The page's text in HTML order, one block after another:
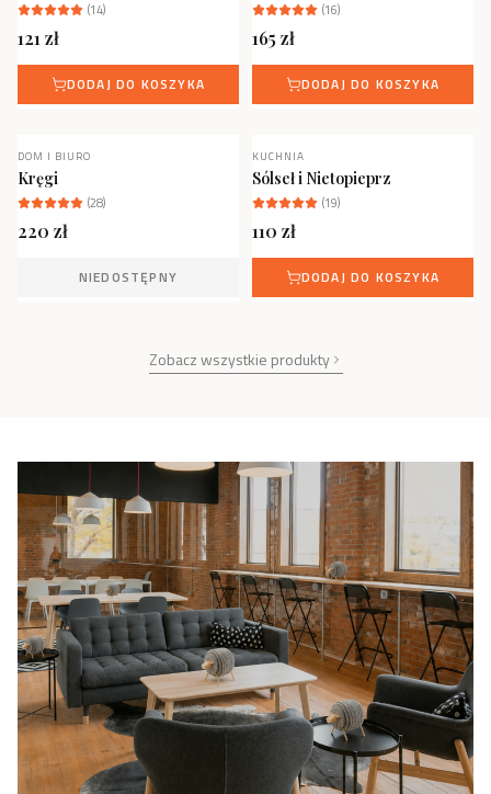
(14)
121 zł
DODAJ DO KOSZYKA
(16)
165 zł
DODAJ DO KOSZYKA
NIEDOSTĘPNY
DOM I BIURO
Kręgi
(28)
220 zł
NIEDOSTĘPNY
NOWOŚĆ
KUCHNIA
Sólseł i Nietopieprz
(19)
110 zł
DODAJ DO KOSZYKA
Zobacz wszystkie produkty